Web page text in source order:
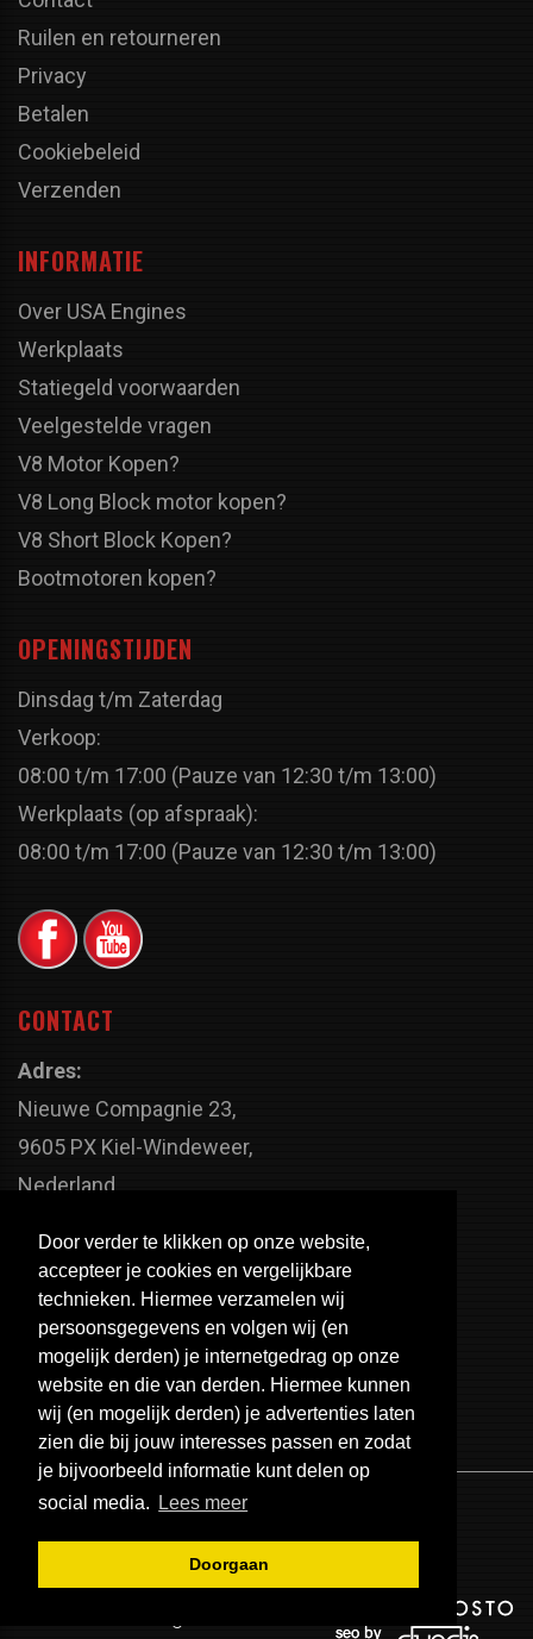
Door verder te klikken op onze website,
accepteer je cookies en vergelijkbare
technieken. Hiermee verzamelen wij
persoonsgegevens en volgen wij (en
mogelijk derden) je internetgedrag op onze
website en die van derden. Hiermee kunnen
wij (en mogelijk derden) je advertenties laten
zien die bij jouw interesses passen en zodat
je bijvoorbeeld informatie kunt delen op
social media.
Lees meer
Doorgaan
Ruilen en retourneren
Privacy
Betalen
Cookiebeleid
Verzenden
INFORMATIE
Over USA Engines
Werkplaats
Statiegeld voorwaarden
Veelgestelde vragen
V8 Motor Kopen?
V8 Long Block motor kopen?
V8 Short Block Kopen?
Bootmotoren kopen?
OPENINGSTIJDEN
Dinsdag t/m Zaterdag
Verkoop:
08:00 t/m 17:00 (Pauze van 12:30 t/m 13:00)
Werkplaats (op afspraak):
08:00 t/m 17:00 (Pauze van 12:30 t/m 13:00)
CONTACT
Adres:
Nieuwe Compagnie 23,
9605 PX Kiel-Windeweer,
Nederland
+31 598 - 320 402
Telefoonnummer:
+31 598 - 350 330
Email:
info@usa-engines.com